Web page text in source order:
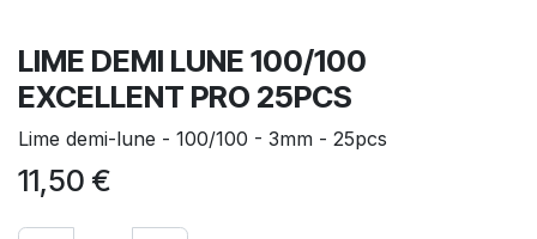
LIME DEMI LUNE 100/100
EXCELLENT PRO 25PCS
Lime demi-lune - 100/100 - 3mm - 25pcs
11,50 €